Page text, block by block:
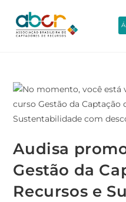
Audisa
Gestão da
Recursos e